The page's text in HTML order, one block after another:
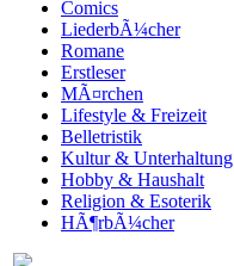
Comics
LiederbÃ¼cher
Romane
Erstleser
MÃ¤rchen
Lifestyle & Freizeit
Belletristik
Kultur & Unterhaltung
Hobby & Haushalt
Religion & Esoterik
HÃ¶rbÃ¼cher